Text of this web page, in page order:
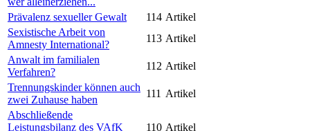
Prävalenz sexueller Gewalt
114 Artikel
Sexistische Arbeit von
Amnesty International?
113 Artikel
Anwalt im familialen
Verfahren?
112 Artikel
Trennungskinder können auch
zwei Zuhause haben
111 Artikel
Abschließende
Leistungsbilanz des VAfK
110 Artikel